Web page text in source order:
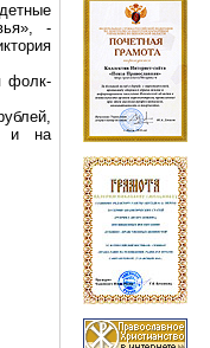
-
фолк-
и на